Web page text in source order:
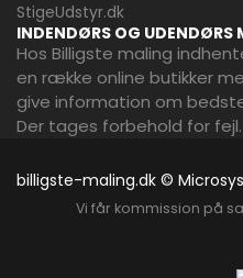
StigeUdstyr.dk
INDENDØRS OG UDENDØRS
Hos Billigste maling
en række online butikker
give information om
Der tages forbehold for fejl.
billigste-maling.dk © Microsys
Vi får kommission på